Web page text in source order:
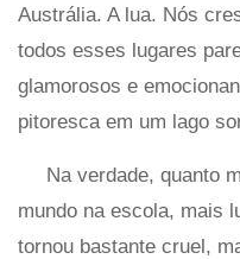
Austrália. A lua. Nós
todos esses lugares
glamorosos e
pitoresca em um lago
Na verdade, quanto
mundo na escola, mais
tornou bastante cruel,